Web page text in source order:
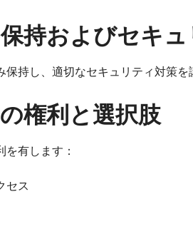
持およびセキ
持し、適切なセキュリティ対策を
権利と選択肢
有します：
セス